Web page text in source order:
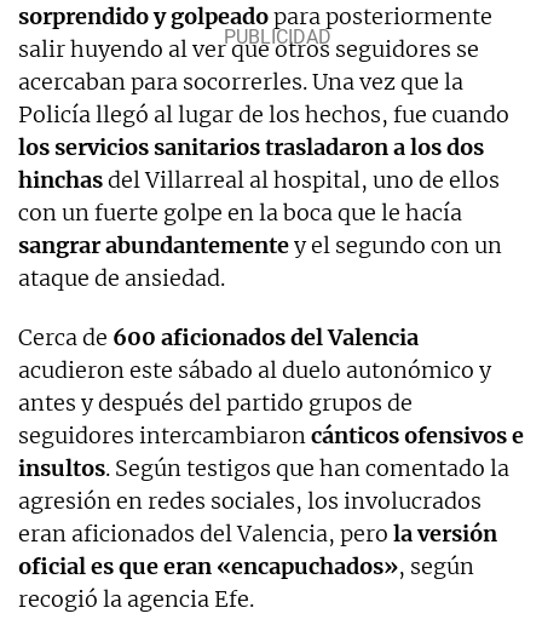
sorprendido y golpeadopara posteriormente
salir huyendo al ver que otros seguidores se
acercaban para socorrerles. Una vez que la
Policía llegó al lugar de los hechos, fue cuando
los servicios sanitarios trasladaron a los dos
hinchasdel Villarreal al hospital, uno de ellos
con un fuerte golpe en la boca que le hacía
sangrar abundantementey el segundo con un
ataque de ansiedad.
Cerca de 600 aficionados del Valencia
acudieron este sábado al duelo autonómico y
antes y después del partido grupos de
seguidores intercambiaroncánticos ofensivos e
insultos. Según testigos que han comentado la
agresión en redes sociales, los involucrados
eran aficionados del Valencia, pero la versión
oficial es que eran «encapuchados», según
recogió la agencia Efe.